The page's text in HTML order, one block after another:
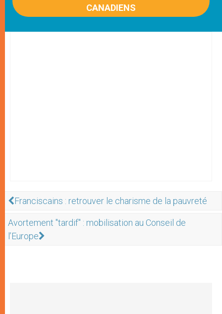
CANADIENS
Franciscains : retrouver le charisme de la pauvreté
Avortement "tardif" : mobilisation au Conseil de
l’Europe